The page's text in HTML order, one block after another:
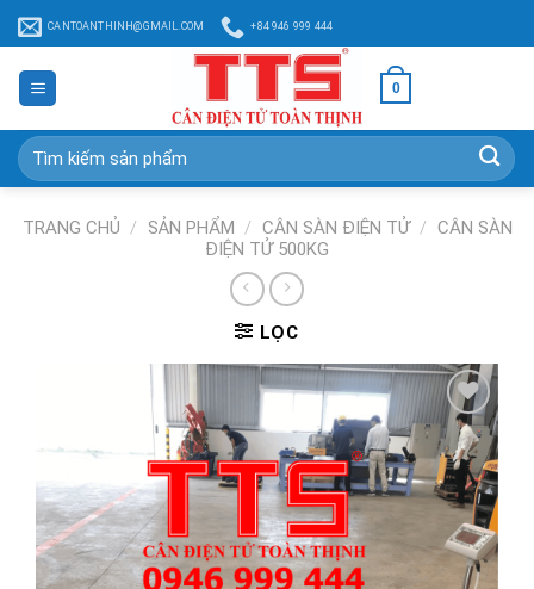
Chuyển
đến
dung
CANTOANTHINH@GMAIL.COM +84 946 999 444
0
Tìm
kiếm:
TRANG CHỦ / SẢN PHẨM / CÂN SÀN ĐIỆN TỬ / CÂN SÀN
ĐIỆN TỬ 500KG
LỌC
Add to
Wishlist